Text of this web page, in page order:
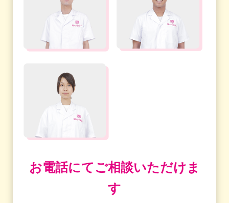
お電話にてご相談いただけま
す